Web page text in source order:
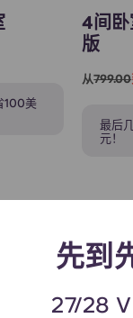
先到
27/28
100美
4间
版
从799.00
最后
元！